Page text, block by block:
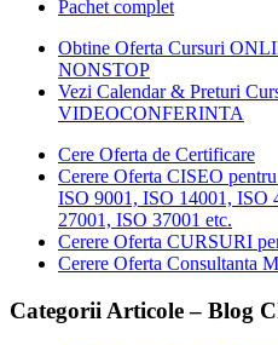
Pachet complet
Obtine Oferta Cursuri
NONSTOP
Vezi Calendar & Preturi
VIDEOCONFERINTA
Cere Oferta de Certificare
Cerere Oferta CISEO
ISO 9001, ISO 14001, ISO
27001, ISO 37001 etc.
Cerere Oferta CURSURI
Cerere Oferta Consultanta
Categorii Articole – Blog